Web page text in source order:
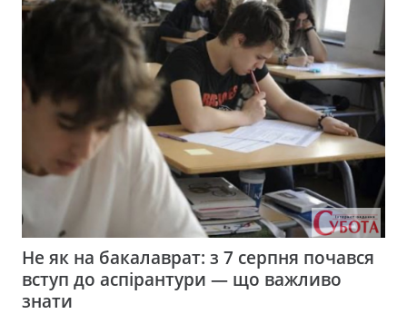
Не як на бакалаврат: з 7 серпня почався
вступ до аспірантури — що важливо
знати